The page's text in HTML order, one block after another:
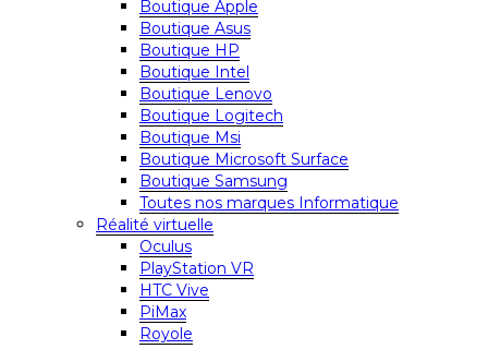
Boutique Apple
Boutique Asus
Boutique HP
Boutique Intel
Boutique Lenovo
Boutique Logitech
Boutique Msi
Boutique Microsoft Surface
Boutique Samsung
Toutes nos marques Informatique
Réalité virtuelle
Oculus
PlayStation VR
HTC Vive
PiMax
Royole